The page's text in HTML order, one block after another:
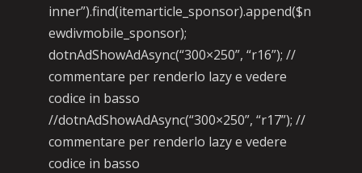
inner”).find(itemarticle_sponsor).append($n
ewdivmobile_sponsor);
dotnAdShowAdAsync(“300×250”, “r16”); //
commentare per renderlo lazy e vedere
codice in basso
//dotnAdShowAdAsync(“300×250”, “r17”); //
commentare per renderlo lazy e vedere
codice in basso